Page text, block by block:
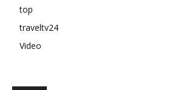
top
traveltv24
Video